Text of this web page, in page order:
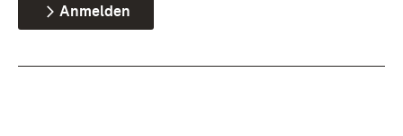
Anmelden